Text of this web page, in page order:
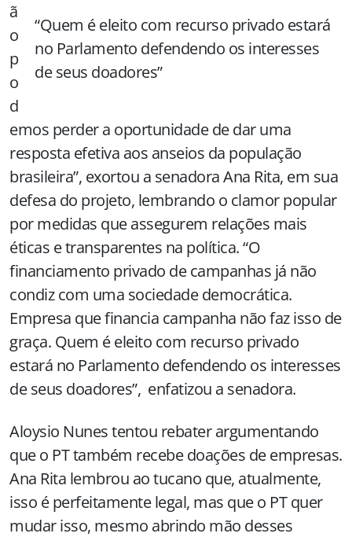
“Quem é eleito com recurso privado estará
no Parlamento defendendo os interesses
de seus doadores”
ã
o
p
o
d
emos perder a oportunidade de dar uma
resposta efetiva aos anseios da população
brasileira”, exortou a senadora Ana Rita, em sua
defesa do projeto, lembrando o clamor popular
por medidas que assegurem relações mais
éticas e transparentes na política. “O
financiamento privado de campanhas já não
condiz com uma sociedade democrática.
Empresa que financia campanha não faz isso de
graça. Quem é eleito com recurso privado
estará no Parlamento defendendo os interesses
de seus doadores”, enfatizou a senadora.
Aloysio Nunes tentou rebater argumentando
que o PT também recebe doações de empresas.
Ana Rita lembrou ao tucano que, atualmente,
isso é perfeitamente legal, mas que o PT quer
mudar isso, mesmo abrindo mão desses